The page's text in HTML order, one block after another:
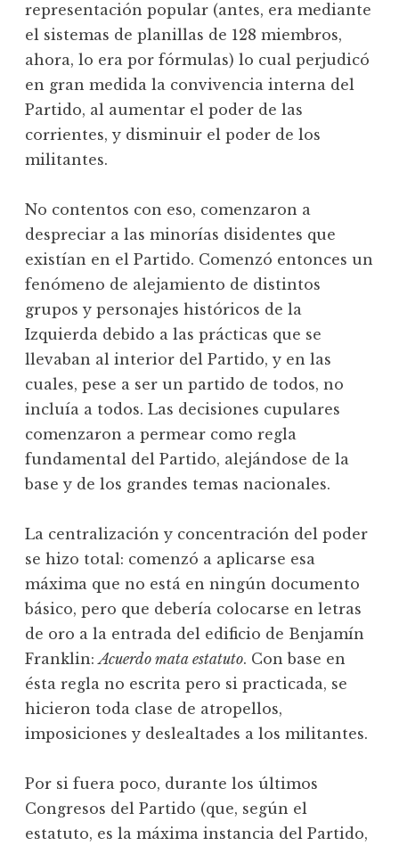
representación popular (antes, era mediante
el sistemas de planillas de 128 miembros,
ahora, lo era por fórmulas) lo cual perjudicó
en gran medida la convivencia interna del
Partido, al aumentar el poder de las
corrientes, y disminuir el poder de los
militantes.
No contentos con eso, comenzaron a
despreciar a las minorías disidentes que
existían en el Partido. Comenzó entonces un
fenómeno de alejamiento de distintos
grupos y personajes históricos de la
Izquierda debido a las prácticas que se
llevaban al interior del Partido, y en las
cuales, pese a ser un partido de todos, no
incluía a todos. Las decisiones cupulares
comenzaron a permear como regla
fundamental del Partido, alejándose de la
base y de los grandes temas nacionales.
La centralización y concentración del poder
se hizo total: comenzó a aplicarse esa
máxima que no está en ningún documento
básico, pero que debería colocarse en letras
de oro a la entrada del edificio de Benjamín
Franklin:Acuerdo mata estatuto. Con base en
ésta regla no escrita pero si practicada, se
hicieron toda clase de atropellos,
imposiciones y deslealtades a los militantes.
Por si fuera poco, durante los últimos
Congresos del Partido (que, según el
estatuto, es la máxima instancia del Partido,